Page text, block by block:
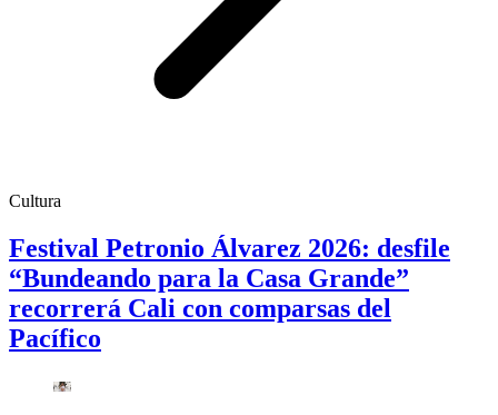
Cultura
Festival Petronio Álvarez 2026: desfile
“Bundeando para la Casa Grande”
recorrerá Cali con comparsas del
Pacífico